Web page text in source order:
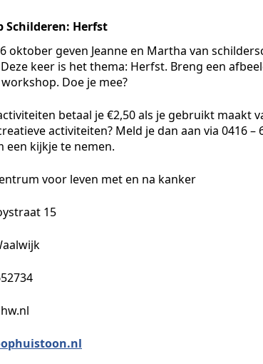
Schilderen: Herfst
oktober geven Jeanne en Martha van
keer is het thema: Herfst. Breng een
Doe je mee?
betaal je €2,50 als je gebruikt maakt
activiteiten? Meld je dan aan via 0416 –
een kijkje te nemen.
voor leven met en na kanker
15